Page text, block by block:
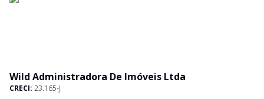
Wild Administradora De Imóveis Ltda
CRECI: 23.165-J